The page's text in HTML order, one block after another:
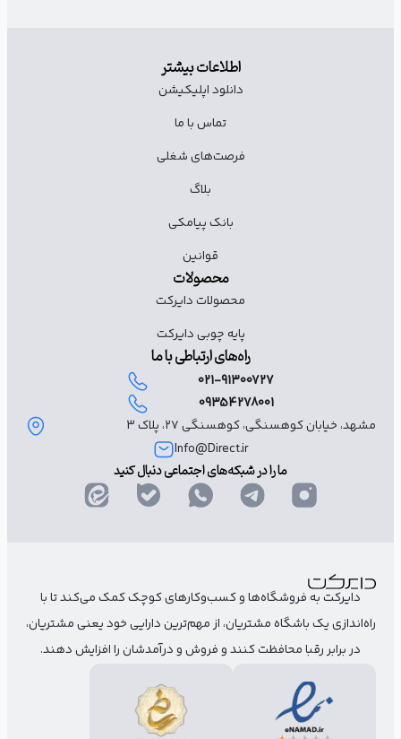
اطلاعات بیشتر
دانلود اپلیکیشن
تماس با ما
فرصت‌های شغلی
بلاگ
بانک پیامکی
قوانین
محصولات
محصولات دایرکت
پایه چوبی دایرکت
راه‌های ارتباطی با ما
021-91300727
09354278001
مشهد، خیابان کوهسنگی، کوهسنگی ۲۷، پلاک 3
Info@Direct.ir
ما را در شبکه‌های اجتماعی دنبال کنید
دایرکت به فروشگاه‌ها و کسب‌وکارهای کوچک کمک می‌کند تا با
راه‌اندازی یک باشگاه مشتریان، از مهم‌ترین دارایی خود یعنی مشتریان،
در برابر رقبا محافظت کنند و فروش و درآمدشان را افزایش دهند.